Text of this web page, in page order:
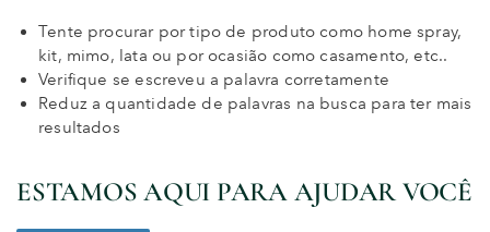
Tente procurar por tipo de produto como home spray,
kit, mimo, lata ou por ocasião como casamento, etc..
Verifique se escreveu a palavra corretamente
Reduz a quantidade de palavras na busca para ter mais
resultados
ESTAMOS AQUI PARA AJUDAR VOCÊ